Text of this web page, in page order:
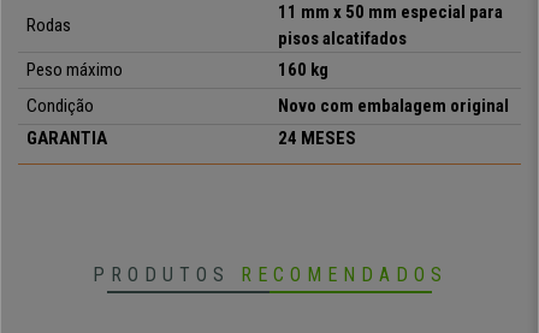
• Mecanismo de reclinação
Apoio para os pés extensível
• Formato ergonómico
Rodas
11 mm x 50 mm especial para
pisos alcatifados
Peso máximo
160 kg
Condição
Novo com embalagem original
GARANTIA
24 MESES
PRODUTOS RECOMENDADOS